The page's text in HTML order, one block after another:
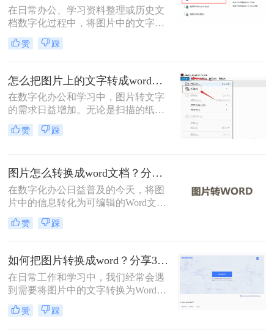
在日常办公、学习资料整理或历史文
档数字化过程中，将图片中的文字精
准转换为可编辑的Word文档是高频需
求。那么图片转word怎么转呢？本文
各场景下的最佳选择，助你彻底摆脱
手动输入的繁琐。
赞 踩
怎么把图片上的文字转成word文档？5种常用高效方法详解！
在数字化办公和学习中，图片转文字
的需求日益增加。无论是扫描的纸质
文档、手机拍摄的笔记，还是网络图
片中的文本，将图片中的文字提取并
成word文档呢？本文将详细介绍五种
常用且高效的方法，帮助您快速选择
最适合的方案。
赞 踩
图片怎么转换成word文档？分享三种实用方法指南！
在数字化办公日益普及的今天，将图
片中的信息转化为可编辑的Word文档
变得尤为重要。那么图片怎么转换成
word文档呢？本文将介绍三种常见的
赞 踩
如何把图片转换成word？分享3种转换方法！
在日常工作和学习中，我们经常会遇
到需要将图片中的文字转换为Word文
档的情况。无论是为了编辑、修改还
是保存为可搜索的文本格式，将图片
赞 踩